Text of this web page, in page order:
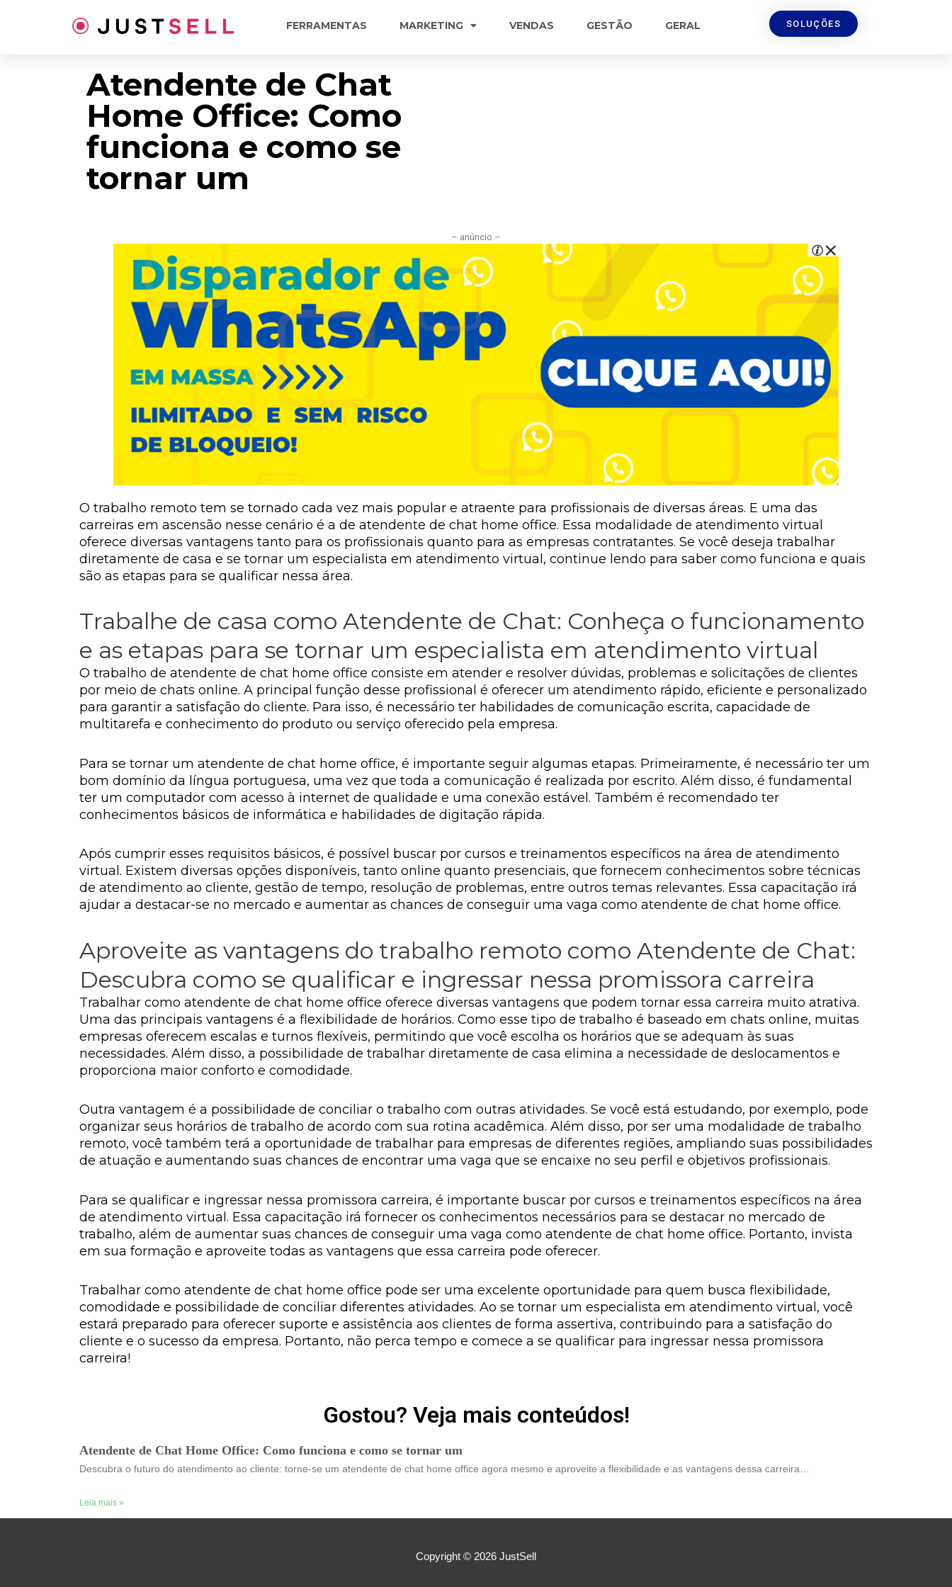
FERRAMENTAS MARKETING VENDAS GESTÃO GERAL SOLUÇÕES
Atendente de Chat
Home Office: Como
funciona e como se
tornar um
– anúncio –
O trabalho remoto tem se tornado cada vez mais popular e atraente para profissionais de diversas áreas. E uma das
carreiras em ascensão nesse cenário é a de atendente de chat home office. Essa modalidade de atendimento virtual
oferece diversas vantagens tanto para os profissionais quanto para as empresas contratantes. Se você deseja trabalhar
diretamente de casa e se tornar um especialista em atendimento virtual, continue lendo para saber como funciona e quais
são as etapas para se qualificar nessa área.
Trabalhe de casa como Atendente de Chat: Conheça o funcionamento
e as etapas para se tornar um especialista em atendimento virtual
O trabalho de atendente de chat home office consiste em atender e resolver dúvidas, problemas e solicitações de clientes
por meio de chats online. A principal função desse profissional é oferecer um atendimento rápido, eficiente e personalizado
para garantir a satisfação do cliente. Para isso, é necessário ter habilidades de comunicação escrita, capacidade de
multitarefa e conhecimento do produto ou serviço oferecido pela empresa.
Para se tornar um atendente de chat home office, é importante seguir algumas etapas. Primeiramente, é necessário ter um
bom domínio da língua portuguesa, uma vez que toda a comunicação é realizada por escrito. Além disso, é fundamental
ter um computador com acesso à internet de qualidade e uma conexão estável. Também é recomendado ter
conhecimentos básicos de informática e habilidades de digitação rápida.
Após cumprir esses requisitos básicos, é possível buscar por cursos e treinamentos específicos na área de atendimento
virtual. Existem diversas opções disponíveis, tanto online quanto presenciais, que fornecem conhecimentos sobre técnicas
de atendimento ao cliente, gestão de tempo, resolução de problemas, entre outros temas relevantes. Essa capacitação irá
ajudar a destacar-se no mercado e aumentar as chances de conseguir uma vaga como atendente de chat home office.
Aproveite as vantagens do trabalho remoto como Atendente de Chat:
Descubra como se qualificar e ingressar nessa promissora carreira
Trabalhar como atendente de chat home office oferece diversas vantagens que podem tornar essa carreira muito atrativa.
Uma das principais vantagens é a flexibilidade de horários. Como esse tipo de trabalho é baseado em chats online, muitas
empresas oferecem escalas e turnos flexíveis, permitindo que você escolha os horários que se adequam às suas
necessidades. Além disso, a possibilidade de trabalhar diretamente de casa elimina a necessidade de deslocamentos e
proporciona maior conforto e comodidade.
Outra vantagem é a possibilidade de conciliar o trabalho com outras atividades. Se você está estudando, por exemplo, pode
organizar seus horários de trabalho de acordo com sua rotina acadêmica. Além disso, por ser uma modalidade de trabalho
remoto, você também terá a oportunidade de trabalhar para empresas de diferentes regiões, ampliando suas possibilidades
de atuação e aumentando suas chances de encontrar uma vaga que se encaixe no seu perfil e objetivos profissionais.
Para se qualificar e ingressar nessa promissora carreira, é importante buscar por cursos e treinamentos específicos na área
de atendimento virtual. Essa capacitação irá fornecer os conhecimentos necessários para se destacar no mercado de
trabalho, além de aumentar suas chances de conseguir uma vaga como atendente de chat home office. Portanto, invista
em sua formação e aproveite todas as vantagens que essa carreira pode oferecer.
Trabalhar como atendente de chat home office pode ser uma excelente oportunidade para quem busca flexibilidade,
comodidade e possibilidade de conciliar diferentes atividades. Ao se tornar um especialista em atendimento virtual, você
estará preparado para oferecer suporte e assistência aos clientes de forma assertiva, contribuindo para a satisfação do
cliente e o sucesso da empresa. Portanto, não perca tempo e comece a se qualificar para ingressar nessa promissora
carreira!
Gostou? Veja mais conteúdos!
Atendente de Chat Home Office: Como funciona e como se tornar um
Descubra o futuro do atendimento ao cliente: torne-se um atendente de chat home office agora mesmo e aproveite a flexibilidade e as vantagens dessa carreira…
Leia mais »
Copyright © 2026 JustSell